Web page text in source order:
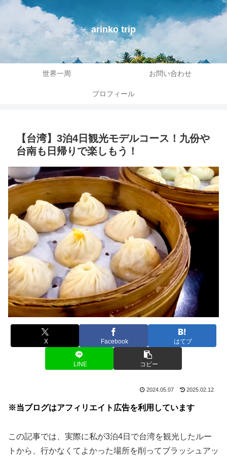
arinko trip
世界一周 お問い合わせ
プロフィール
【台湾】3泊4日観光モデルコース！九份や
台南も日帰りで楽しもう！
X Facebook はてブ
LINE コピー
2024.05.07 2025.02.12
※当ブログはアフィリエイト広告を利用しています
この記事では、実際に私が3泊4日で台湾を観光したルー
トから、行かなくてよかった場所を削ってブラッシュアッ